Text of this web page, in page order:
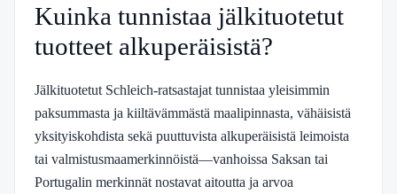
Kuinka tunnistaa jälkituotetut
tuotteet alkuperäisistä?
Jälkituotetut Schleich-ratsastajat tunnistaa yleisimmin
paksummasta ja kiiltävämmästä maalipinnasta, vähäisistä
yksityiskohdista sekä puuttuvista alkuperäisistä leimoista
tai valmistusmaamerkinnöistä—vanhoissa Saksan tai
Portugalin merkinnät nostavat aitoutta ja arvoa